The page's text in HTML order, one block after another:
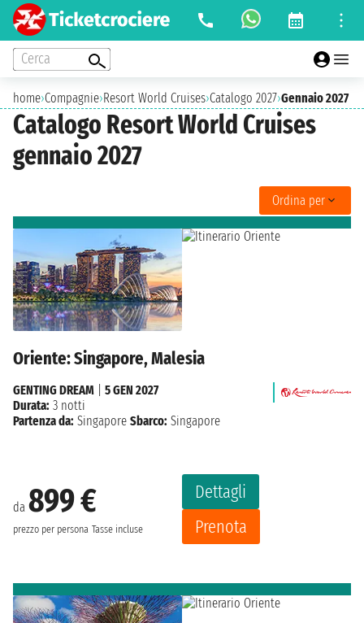
Cerca
home›Compagnie›Resort World Cruises›Catalogo 2027›Gennaio 2027
Catalogo Resort World Cruises
gennaio 2027
Ordina per
Oriente: Singapore, Malesia
da 899 €
prezzo per persona Tasse incluse
Dettagli
Prenota
GENTING DREAM
5 GEN 2027
Durata: 3 notti
Partenza da: Singapore Sbarco: Singapore